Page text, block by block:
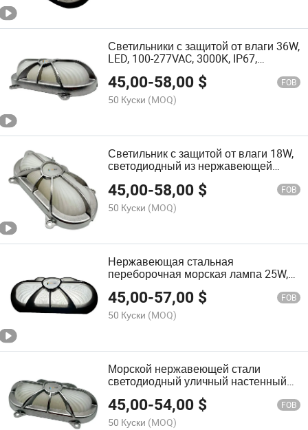
Светильники с защитой от влаги 36W,
LED, 100-277VAC, 3000K, IP67,
Нержавеющая сталь настенные
потолочные морские светильники
45,00-58,00 $ FOB
50 Куски (MOQ)
Светильник с защитой от влаги 18W,
светодиодный из нержавеющей
уличное освещение
45,00-58,00 $ FOB
50 Куски (MOQ)
Нержавеющая стальная
переборочная морская лампа 25W,
12V-24V, 5000K, Освещение для
рыболовных лодок
45,00-57,00 $ FOB
50 Куски (MOQ)
Морской нержавеющей стали
светодиодный уличный настенный
светильник 36W 45W, IP69K
Освещение для судов
45,00-54,00 $ FOB
50 Куски (MOQ)